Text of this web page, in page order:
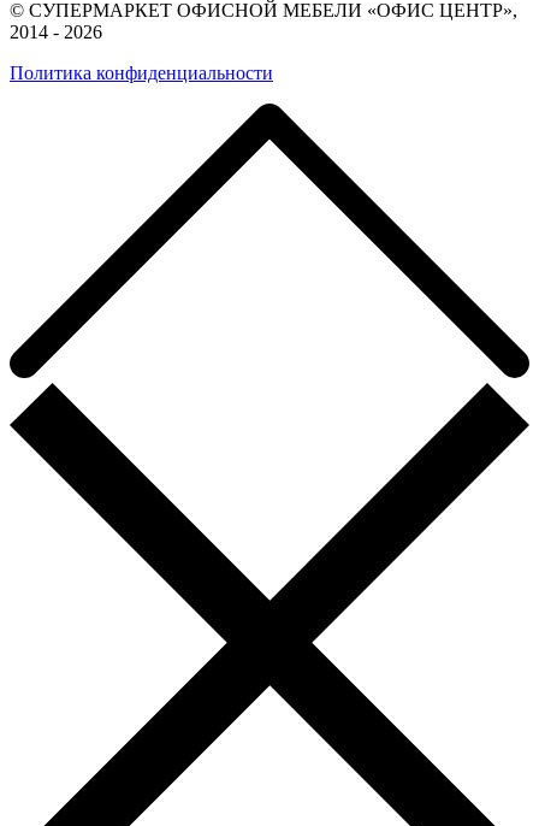
© СУПЕРМАРКЕТ ОФИСНОЙ МЕБЕЛИ «ОФИС ЦЕНТР»,
2014 - 2026
Политика конфиденциальности